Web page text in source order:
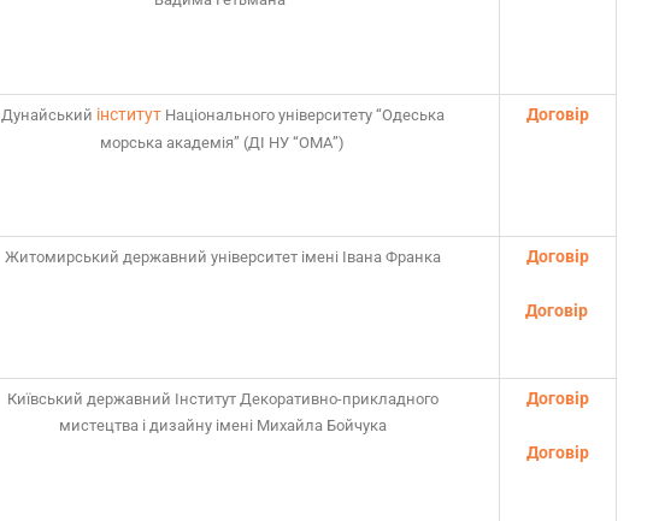
Дунайський інститутНаціонального університету “Одеська
морська академія” (ДІ НУ “ОМА”)
Договір
Житомирський державний університет імені Івана Франка Договір
Договір
Київський державний Інститут Декоративно-прикладного
мистецтва і дизайну імені Михайла Бойчука
Договір
Договір